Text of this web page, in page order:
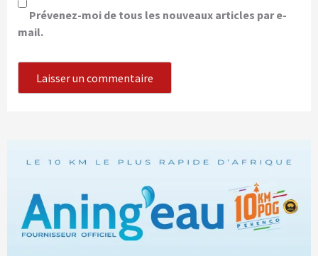
Prévenez-moi de tous les nouveaux articles par e-
mail.